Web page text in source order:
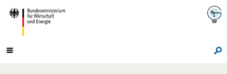
Navigation
Hauptmenü